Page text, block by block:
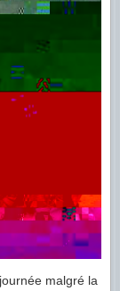
malgré la